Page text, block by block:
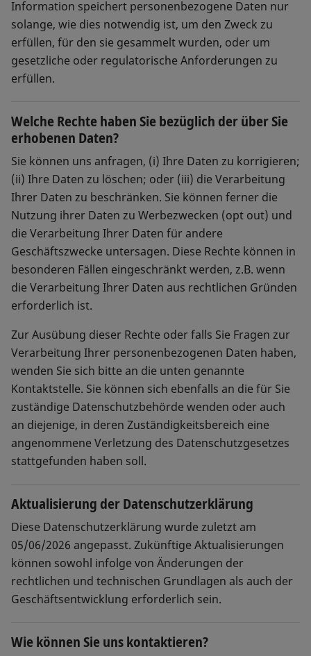
Information speichert personenbezogene Daten nur
solange, wie dies notwendig ist, um den Zweck zu
erfüllen, für den sie gesammelt wurden, oder um
gesetzliche oder regulatorische Anforderungen zu
erfüllen.
Welche Rechte haben Sie bezüglich der über Sie
erhobenen Daten?
Sie können uns anfragen, (i) Ihre Daten zu korrigieren;
(ii) Ihre Daten zu löschen; oder (iii) die Verarbeitung
Ihrer Daten zu beschränken. Sie können ferner die
Nutzung ihrer Daten zu Werbezwecken (opt out) und
die Verarbeitung Ihrer Daten für andere
Geschäftszwecke untersagen. Diese Rechte können in
besonderen Fällen eingeschränkt werden, z.B. wenn
die Verarbeitung Ihrer Daten aus rechtlichen Gründen
erforderlich ist.
Zur Ausübung dieser Rechte oder falls Sie Fragen zur
Verarbeitung Ihrer personenbezogenen Daten haben,
wenden Sie sich bitte an die unten genannte
Kontaktstelle. Sie können sich ebenfalls an die für Sie
zuständige Datenschutzbehörde wenden oder auch
an diejenige, in deren Zuständigkeitsbereich eine
angenommene Verletzung des Datenschutzgesetzes
stattgefunden haben soll.
Aktualisierung der Datenschutzerklärung
Diese Datenschutzerklärung wurde zuletzt am
05/06/2026 angepasst. Zukünftige Aktualisierungen
können sowohl infolge von Änderungen der
rechtlichen und technischen Grundlagen als auch der
Geschäftsentwicklung erforderlich sein.
Wie können Sie uns kontaktieren?